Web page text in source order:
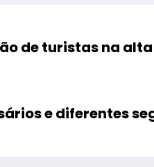
de turistas na
e diferentes